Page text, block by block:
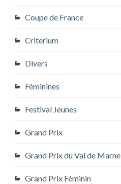
Coupe de France
Criterium
Divers
Féminines
Festival Jeunes
Grand Prix
Grand Prix du Val de Marne
Grand Prix Féminin